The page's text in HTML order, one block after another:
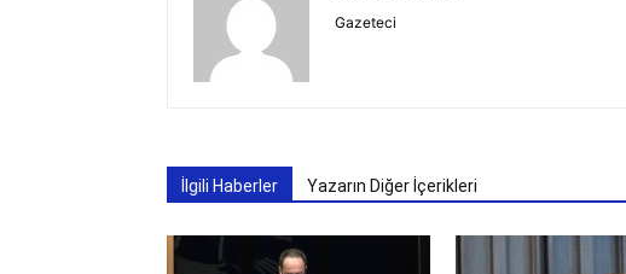
Gazeteci
İlgili Haberler Yazarın Diğer İçerikleri